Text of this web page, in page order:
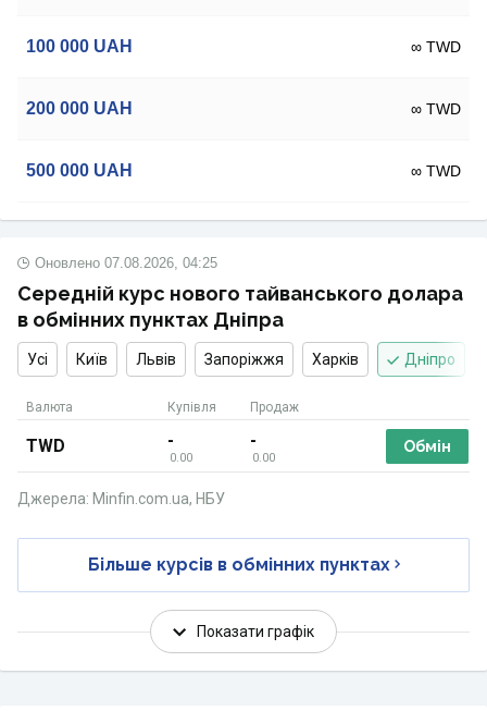
100 000 UAH ∞ TWD
200 000 UAH ∞ TWD
500 000 UAH ∞ TWD
Середній курс нового тайванського долара
в обмінних пунктах Дніпра
Оновлено 07.08.2026, 04:25
Усі Київ Львів Запоріжжя Харків Дніпро
Валюта Купівля Продаж
TWD -
0.00
-
0.00
Обмін
Більше курсів в обмінних пунктах
Джерела: Minfin.com.ua, НБУ
Показати графік